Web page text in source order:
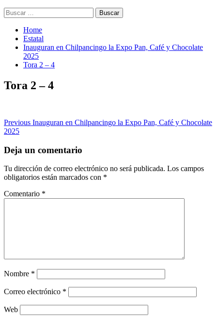
Buscar:
Home
Estatal
Inauguran en Chilpancingo la Expo Pan, Café y Chocolate
2025
Tora 2 – 4
Tora 2 – 4
Post
navigation
Previous Inauguran en Chilpancingo la Expo Pan, Café y Chocolate
2025
Deja un comentario
Tu dirección de correo electrónico no será publicada. Los campos
obligatorios están marcados con *
Comentario *
Nombre *
Correo electrónico *
Web